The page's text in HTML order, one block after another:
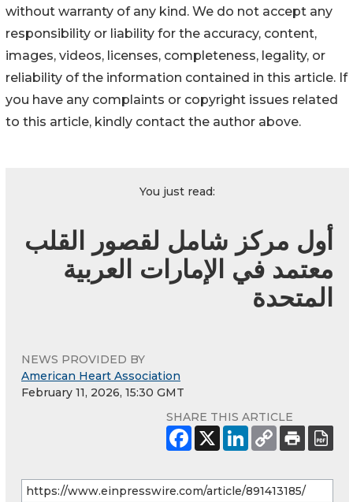
without warranty of any kind. We do not accept any
responsibility or liability for the accuracy, content,
images, videos, licenses, completeness, legality, or
reliability of the information contained in this article. If
you have any complaints or copyright issues related
to this article, kindly contact the author above.
You just read:
أول مركز شامل لقصور القلب
معتمد في الإمارات العربية
المتحدة
NEWS PROVIDED BY
American Heart Association
February 11, 2026, 15:30 GMT
SHARE THIS ARTICLE